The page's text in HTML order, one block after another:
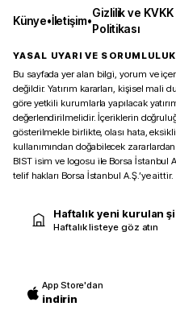
Künye•İletişim•
Gizlilik ve KVKK
Politikası
YASAL UYARI VE
Bu sayfada yer alan bilgi, yorum ve
değildir. Yatırım kararları, kişisel
göre yetkili kurumlarla yapılacak
değerlendirilmelidir. İçeriklerin
gösterilmekle birlikte, olası hata,
kullanımından doğabilecek
BIST isim ve logosu ile Borsa İstanbul
telif hakları Borsa İstanbul A.Ş.’ye aittir.
Haftalık yeni kurulan
Haftalık listeye göz atın
App Store'dan
indirin